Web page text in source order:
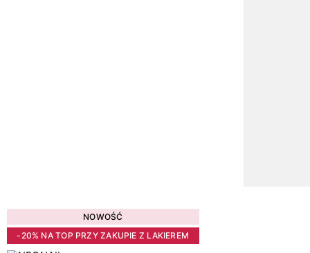
NOWOŚĆ
-20% NA TOP PRZY ZAKUPIE Z LAKIEREM